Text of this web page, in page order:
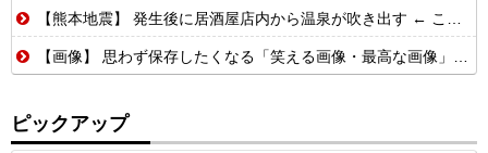
【熊本地震】 発生後に居酒屋店内から温泉が吹き出す ← これ前触れじゃね？
【画像】 思わず保存したくなる「笑える画像・最高な画像」貼っていけｗｗｗｗｗ
ピックアップ